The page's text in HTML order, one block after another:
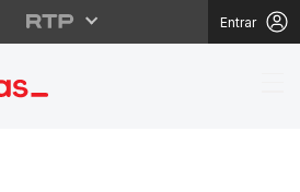
Entrar